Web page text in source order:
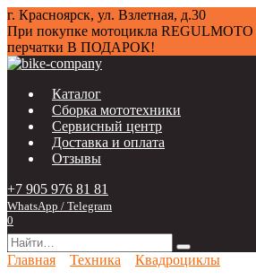
Перейти
к
содержанию
г. Красноярск, ул. Взлетная, д.30
При покупке мотоцикла REGULMOTO
перчатки В ПОДАРОК!
Каталог
Сборка мототехники
Сервисный центр
Доставка и оплата
Отзывы
+7 905 976 81 81
WhatsApp / Telegram
0
Search
for:
Главная Техника Квадроциклы